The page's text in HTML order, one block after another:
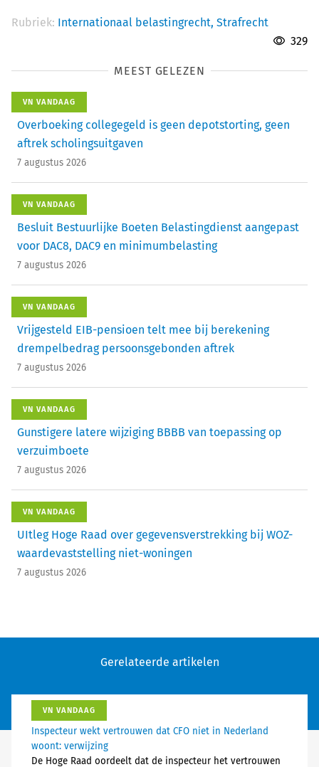
Rubriek: Internationaal belastingrecht, Strafrecht
329
MEEST GELEZEN
VN VANDAAG
Overboeking collegegeld is geen depotstorting, geen
aftrek scholingsuitgaven
7 augustus 2026
VN VANDAAG
Besluit Bestuurlijke Boeten Belastingdienst aangepast
voor DAC8, DAC9 en minimumbelasting
7 augustus 2026
VN VANDAAG
Vrijgesteld EIB-pensioen telt mee bij berekening
drempelbedrag persoonsgebonden aftrek
7 augustus 2026
VN VANDAAG
Gunstigere latere wijziging BBBB van toepassing op
verzuimboete
7 augustus 2026
VN VANDAAG
UItleg Hoge Raad over gegevensverstrekking bij WOZ-
waardevaststelling niet-woningen
7 augustus 2026
Gerelateerde artikelen
VN VANDAAG
Inspecteur wekt vertrouwen dat CFO niet in Nederland
woont: verwijzing
De Hoge Raad oordeelt dat de inspecteur het vertrouwen